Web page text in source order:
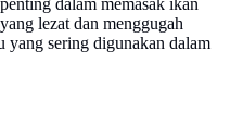
lezat dan menggugah
yang sering digunakan dalam